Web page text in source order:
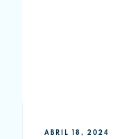
ABRIL 18, 2024